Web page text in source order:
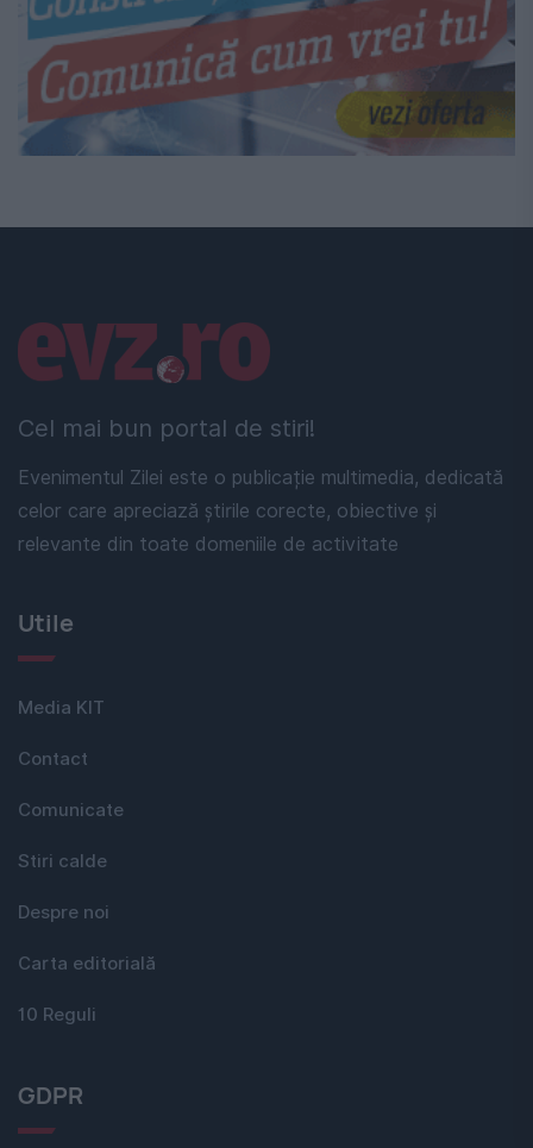
Cel mai bun portal de stiri!
Evenimentul Zilei este o publicație multimedia, dedicată
celor care apreciază știrile corecte, obiective și
relevante din toate domeniile de activitate
Linkuri utile
Utile
Media KIT
Contact
Comunicate
Stiri calde
Despre noi
Carta editorială
10 Reguli
GDPR